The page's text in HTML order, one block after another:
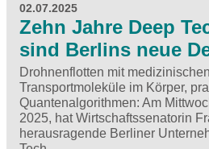
02.07.2025
Zehn Jahre Deep
sind Berlins neue
Drohnenflotten mit
Transportmoleküle im Körper,
Quantenalgorithmen: Am
2025, hat Wirtschaftssenatorin
herausragende Berliner